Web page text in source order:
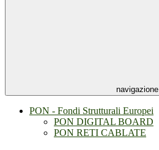
navigazione
PON - Fondi Strutturali Europei
PON DIGITAL BOARD
PON RETI CABLATE